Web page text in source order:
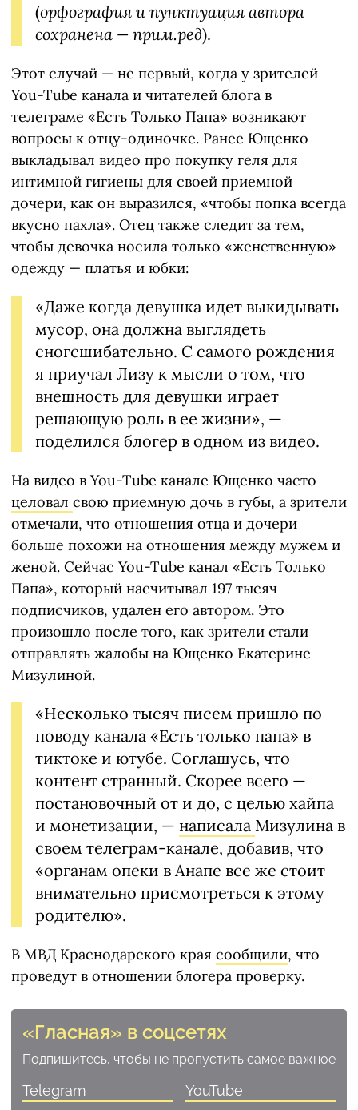
(орфография и пунктуация автора
сохранена — прим.ред).
Этот случай — не первый, когда у зрителей
You-Tube канала и читателей блога в
телеграме «Есть Только Папа» возникают
вопросы к отцу-одиночке. Ранее Ющенко
выкладывал видео про покупку геля для
интимной гигиены для своей приемной
дочери, как он выразился, «чтобы попка всегда
вкусно пахла». Отец также следит за тем,
чтобы девочка носила только «женственную»
одежду — платья и юбки:
«Даже когда девушка идет выкидывать
мусор, она должна выглядеть
сногсшибательно. С самого рождения
я приучал Лизу к мысли о том, что
внешность для девушки играет
решающую роль в ее жизни», —
поделился блогер в одном из видео.
На видео в You-Tube канале Ющенко часто
целовал свою приемную дочь в губы, а зрители
отмечали, что отношения отца и дочери
больше похожи на отношения между мужем и
женой. Сейчас You-Tube канал «Есть Только
Папа», который насчитывал 197 тысяч
подписчиков, удален его автором. Это
произошло после того, как зрители стали
отправлять жалобы на Ющенко Екатерине
Мизулиной.
«Несколько тысяч писем пришло по
поводу канала «Есть только папа» в
тиктоке и ютубе. Соглашусь, что
контент странный. Скорее всего —
постановочный от и до, с целью хайпа
и монетизации, — написала Мизулина в
своем телеграм-канале, добавив, что
«органам опеки в Анапе все же стоит
внимательно присмотреться к этому
родителю».
В МВД Краснодарского края сообщили, что
проведут в отношении блогера проверку.
«Гласная» в соцсетях
Подпишитесь, чтобы не пропустить самое важное
Telegram YouTube